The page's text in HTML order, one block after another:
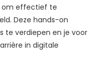
om effectief te
Deze hands-on
te verdiepen en je voor
in digitale